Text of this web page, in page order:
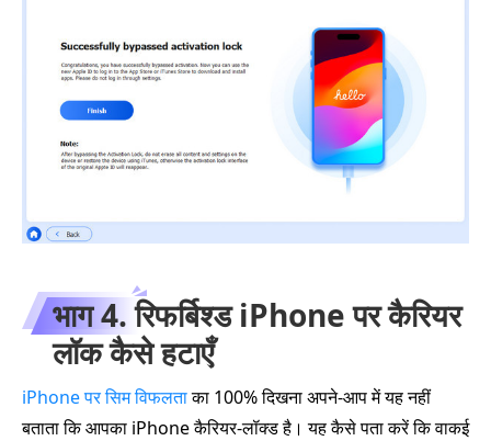
भाग 4. रिफर्बिश्ड iPhone पर कैरियर
लॉक कैसे हटाएँ
iPhone पर सिम विफलताका 100% दिखना अपने‑आप में यह नहीं
बताता कि आपका iPhone कैरियर‑लॉक्ड है। यह कैसे पता करें कि वाकई